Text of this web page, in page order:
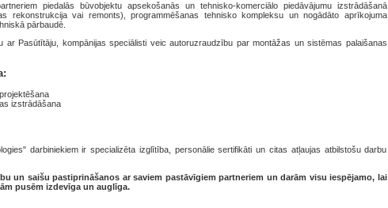
piedalās būvobjektu apsekošanās un tehnisko-komerciālo piedāvājumu izstrādāšanā
rekonstrukcija vai remonts), programmēšanas tehnisko kompleksu un nogādāto aprīkojuma
pārbaudē.
ar Pasūtītāju, kompānijas speciālisti veic autoruzraudzību par montāžas un sistēmas palaišanas
izstrādāšana
darbiniekiem ir specializēta izglītība, personālie sertifikāti un citas atļaujas atbilstošu darbu
un saišu pastiprināšanos ar saviem pastāvīgiem partneriem un darām visu iespējamo, lai
pusēm izdevīga un auglīga.